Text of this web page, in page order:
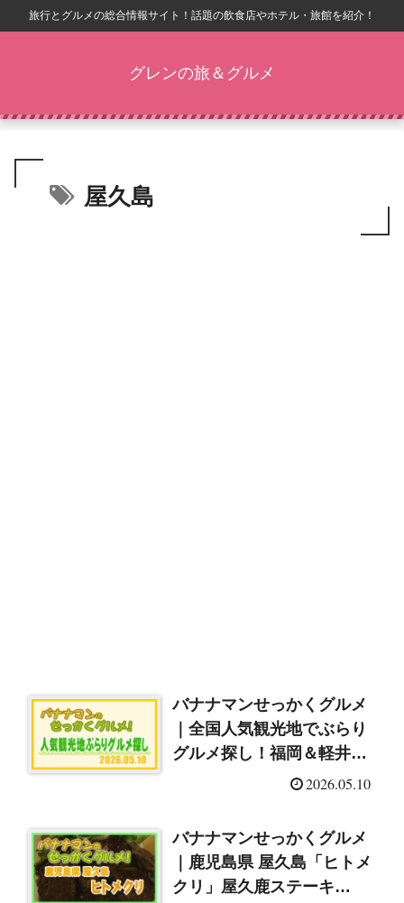
旅行とグルメの総合情報サイト！話題の飲食店やホテル・旅館を紹介！
グレンの旅＆グルメ
屋久島
バナナマンせっかくグルメ
｜全国人気観光地でぶらり
グルメ探し！福岡＆軽井沢
＆富士宮＆屋久島 2026.05.10
バナナマンせっかくグルメ
｜鹿児島県 屋久島「ヒトメ
クリ」屋久鹿ステーキ